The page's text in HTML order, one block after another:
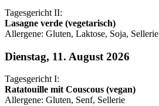
Tagesgericht II:
Lasagne verde (vegetarisch)
Allergene: Gluten, Laktose, Soja, Sellerie
Dienstag, 11. August 2026
Tagesgericht I:
Ratatouille mit Couscous (vegan)
Allergene: Gluten, Senf, Sellerie